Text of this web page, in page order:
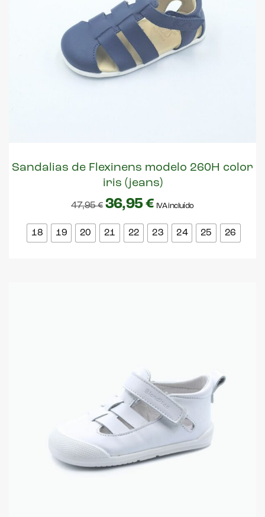
Sandalias de Flexinens modelo 260H color
iris (jeans)
47,95€ 36,95€ IVA incluído
18 19 20 21 22 23 24 25 26